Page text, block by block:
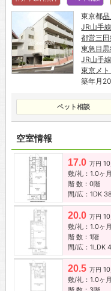
東京都
JR山手線
都営三田
東急目黒
JR山手線
東京メ
築年月
ペット相談
空室情報
17.0 万円
敷/礼：1.0ヶ
階 数：0階
間/広：1DK
20.0 万円
敷/礼：1.0ヶ
階 数：1階
間/広：1LDK
20.5 万円
敷/礼：1.0ヶ